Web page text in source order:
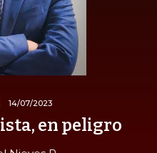
14/07/2023
en peligro